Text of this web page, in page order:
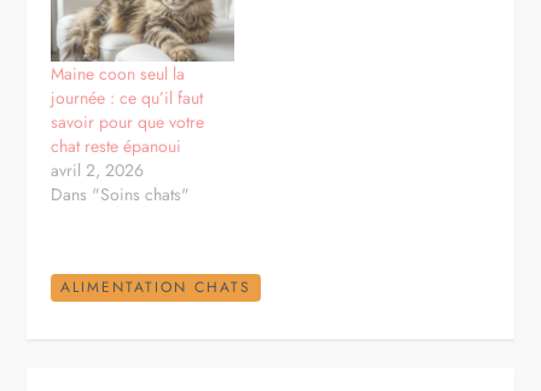
Maine coon seul la
journée : ce qu’il faut
savoir pour que votre
chat reste épanoui
avril 2, 2026
Dans "Soins chats"
ALIMENTATION CHATS